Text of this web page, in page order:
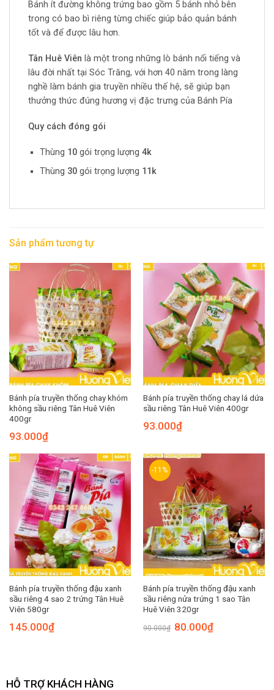
Bánh ít đường không trứng bao gồm 5 bánh nhỏ bên
trong có bao bì riêng từng chiếc giúp bảo quản bánh
tốt và để được lâu hơn.
Tân Huê Viên là một trong những lò bánh nổi tiếng và
lâu đời nhất tại Sóc Trăng, với hơn 40 năm trong làng
nghề làm bánh gia truyền nhiều thế hệ, sẽ giúp bạn
thưởng thức đúng hương vị đặc trưng của Bánh Pía
Quy cách đóng gói
Thùng 10gói trọng lượng 4k
Thùng 30gói trọng lượng 11k
Sản phẩm tương tự
Bánh pía truyền thống chay khóm
không sầu riêng Tân Huê Viên
400gr
93.000₫
Bánh pía truyền thống chay lá dứa
sầu riêng Tân Huê Viên 400gr
93.000₫
Bánh pía truyền thống đậu xanh
sầu riêng 4 sao 2 trứng Tân Huê
Viên 580gr
145.000₫
-11%
Bánh pía truyền thống đậu xanh
sầu riêng nửa trứng 1 sao Tân
Huê Viên 320gr
90.000₫ Giá
gốc
80.000₫Giá
HỖ TRỢ KHÁCH HÀNG